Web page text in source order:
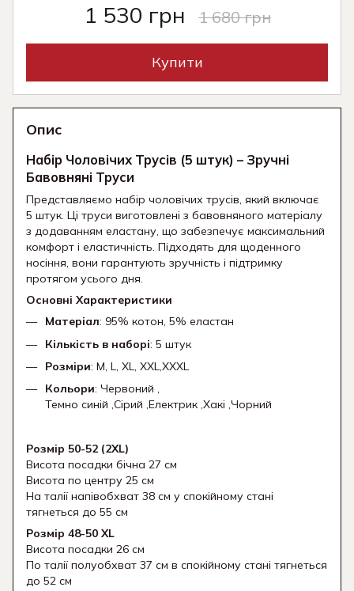
1 530 грн 1 680 грн
Купити
Опис
Набір Чоловічих Трусів (5 штук) – Зручні
Бавовняні Труси
Представляємо набір чоловічих трусів, який включає
5 штук. Ці труси виготовлені з бавовняного матеріалу
з додаванням еластану, що забезпечує максимальний
комфорт і еластичність. Підходять для щоденного
носіння, вони гарантують зручність і підтримку
протягом усього дня.
Основні Характеристики
Матеріал: 95% котон, 5% еластан
Кількість в наборі: 5 штук
Розміри: M, L, XL, XXL,XXXL
Кольори: Червоний ,
Темно синій ,Сірий ,Електрик ,Хакі ,Чорний
Розмір 50-52 (2XL)
Висота посадки бічна 27 см
Висота по центру 25 см
На талії напівобхват 38 см у спокійному стані
тягнеться до 55 см
Розмір 48-50 XL
Висота посадки 26 см
По талії полуобхват 37 см в спокійному стані тягнеться
до 52 см